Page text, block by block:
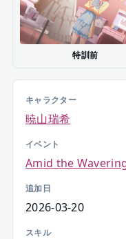
特訓前
キャラクター
暁山瑞希
イベント
Amid the
追加日
2026-03-20
スキル